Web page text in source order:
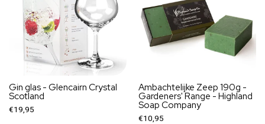
Gin glas - Glencairn Crystal
Scotland
€19,95
Ambachtelijke Zeep 190g -
Gardeners' Range - Highland
Soap Company
€10,95